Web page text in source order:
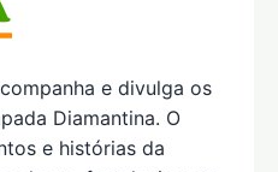
e divulga os
Diamantina. O
e histórias da